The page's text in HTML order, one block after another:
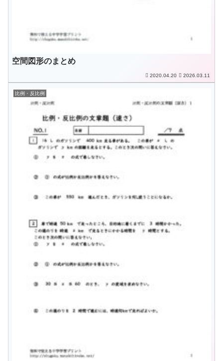
空間図形のまとめ
2020.04.20 2026.03.11
比例・反比例